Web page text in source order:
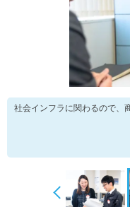
社会インフラに関わるので、